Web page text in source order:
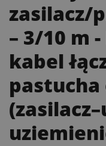
zasilacz/
– 3/10 m
kabel